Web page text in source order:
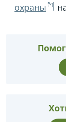
охраны